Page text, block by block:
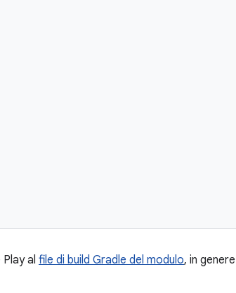
al file di build Gradle del modulo, in genere